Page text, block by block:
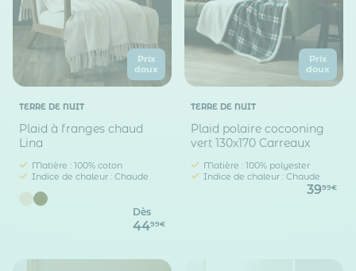
Prix
doux
TERRE DE NUIT
Plaid à franges chaud
Lina
Matière : 100% coton
Indice de chaleur : Chaude
Dès
4499€
Prix
doux
TERRE DE NUIT
Plaid polaire cocooning
vert 130x170 Carreaux
Matière : 100% polyester
Indice de chaleur : Chaude
3999€